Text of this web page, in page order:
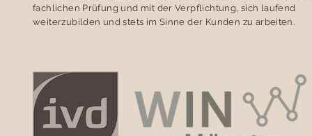
fachlichen Prüfung und mit der Verpflichtung, sich laufend
weiterzubilden und stets im Sinne der Kunden zu arbeiten.